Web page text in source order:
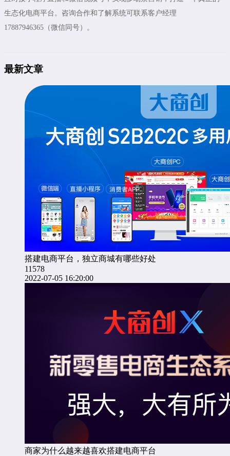
生态化电商平台。咨询合作和了解系统可联系客户经理
17887946365（微信同号）。
最新文章
搭建电商平台，独立商城有哪些好处
11578
2022-07-05 16:20:00
商家为什么越来越喜欢搭建电商平台